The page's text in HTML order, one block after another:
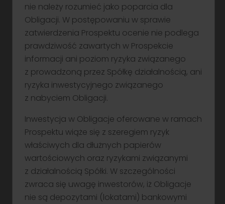
nie należy rozumieć jako poparcia dla
Obligacji. W postępowaniu w sprawie
zatwierdzenia Prospektu ocenie nie podlega
prawdziwość zawartych w Prospekcie
informacji ani poziom ryzyka związanego
z prowadzoną przez Spółkę działalnością, ani
ryzyka inwestycyjnego związanego
z nabyciem Obligacji.
Inwestycja w Obligacje oferowane w ramach
Prospektu wiąże się z szeregiem ryzyk
właściwych dla dłużnych papierów
wartościowych oraz ryzykami związanymi
z działalnością Spółki. W szczególności
zwraca się uwagę inwestorów, iż Obligacje
nie są depozytami (lokatami) bankowymi
Rodzaj rachunku
rachunek maklerski
IKE
IKZE
Opłacenie zapisu
Zapis gotówkowy: przed złożeniem
zapisu Inwestor musi posiadać na
swoim rachunku maklerskim
środki pieniężne w kwocie stanowiącej
iloczyn liczby Obligacji, na które
ma zamiar złożyć zapis
oraz ceny emisyjnej